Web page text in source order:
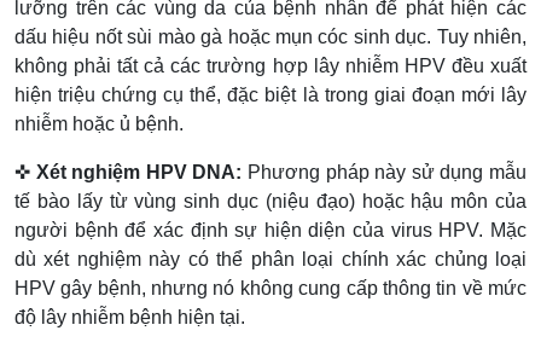
lưỡng trên các vùng da của bệnh nhân để phát hiện các
dấu hiệu nốt sùi mào gà hoặc mụn cóc sinh dục. Tuy nhiên,
không phải tất cả các trường hợp lây nhiễm HPV đều xuất
hiện triệu chứng cụ thể, đặc biệt là trong giai đoạn mới lây
nhiễm hoặc ủ bệnh.
✜ Xét nghiệm HPV DNA: Phương pháp này sử dụng mẫu
tế bào lấy từ vùng sinh dục (niệu đạo) hoặc hậu môn của
người bệnh để xác định sự hiện diện của virus HPV. Mặc
dù xét nghiệm này có thể phân loại chính xác chủng loại
HPV gây bệnh, nhưng nó không cung cấp thông tin về mức
độ lây nhiễm bệnh hiện tại.